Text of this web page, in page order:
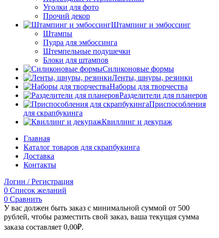
Уголки для фото
Прочий декор
Штампинг и эмбоссинг
Штампы
Пудра для эмбоссинга
Штемпельные подушечки
Блоки для штампов
Силиконовые формы
Ленты, шнуры, резинки
Наборы для творчества
Разделители для планеров
Приспособления
для скрапбукинга
Квиллинг и декупаж
Главная
Каталог товаров для скрапбукинга
Доставка
Контакты
Логин / Регистрация
0 Список желаний
0 Сравнить
У вас должен быть заказ с минимальной суммой от 500
рублей, чтобы разместить свой заказ, ваша текущая сумма
заказа составляет 0,00₽.